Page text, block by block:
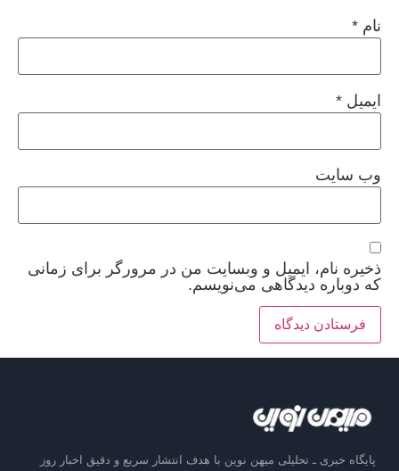
نام *
ایمیل *
وب‌ سایت
ذخیره نام، ایمیل و وبسایت من در مرورگر برای زمانی
که دوباره دیدگاهی می‌نویسم.
پایگاه خبری ـ تحلیلی میهن نوین با هدف انتشار سریع و دقیق اخبار روز